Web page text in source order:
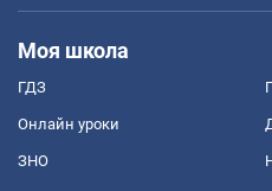
Моя школа
ГДЗ
Онлайн уроки
ЗНО